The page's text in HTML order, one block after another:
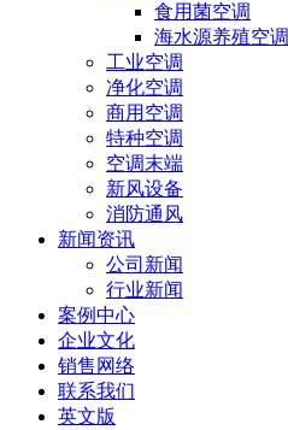
食用菌空调
海水源养殖空调
工业空调
净化空调
商用空调
特种空调
空调末端
新风设备
消防通风
新闻资讯
公司新闻
行业新闻
案例中心
企业文化
销售网络
联系我们
英文版